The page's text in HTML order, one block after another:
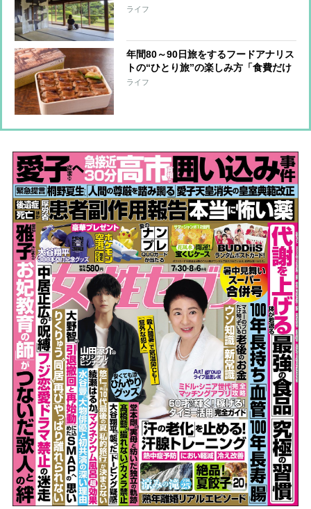
訪れるべきNo.1”「森の芸術祭 晴れ
ライフ
年間80～90日旅をするフードアナリス
トの“ひとり旅”の楽しみ方「食費だけ
は青天井。宿泊費と交通費で節約す
ライフ